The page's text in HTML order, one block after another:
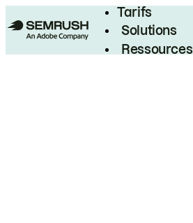
Tarifs
Solutions
Ressources